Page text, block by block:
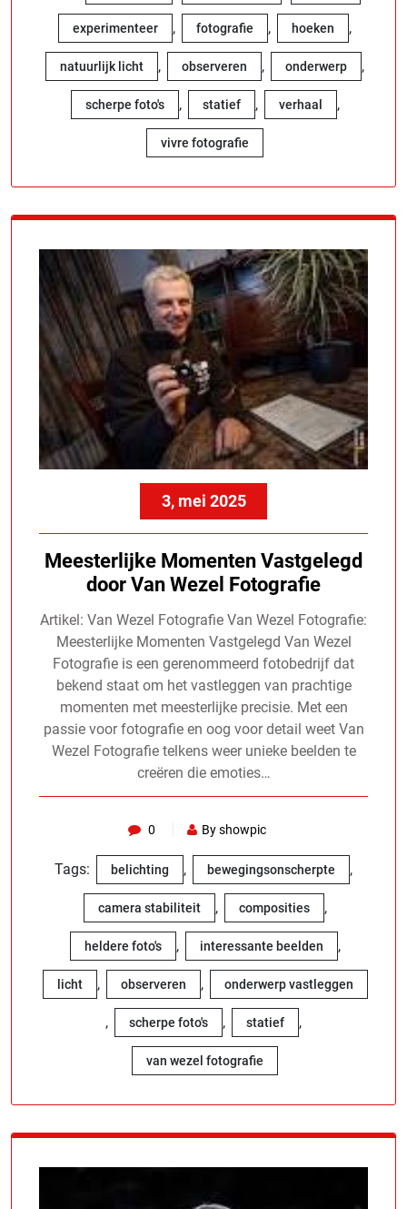
experimenteer , fotografie , hoeken ,
natuurlijk licht , observeren , onderwerp ,
scherpe foto's , statief , verhaal ,
vivre fotografie
3, mei 2025
Meesterlijke Momenten Vastgelegd
door Van Wezel Fotografie
Artikel: Van Wezel Fotografie Van Wezel Fotografie:
Meesterlijke Momenten Vastgelegd Van Wezel
Fotografie is een gerenommeerd fotobedrijf dat
bekend staat om het vastleggen van prachtige
momenten met meesterlijke precisie. Met een
passie voor fotografie en oog voor detail weet Van
Wezel Fotografie telkens weer unieke beelden te
creëren die emoties…
0 By showpic
Tags: belichting , bewegingsonscherpte ,
camera stabiliteit , composities ,
heldere foto's , interessante beelden ,
licht , observeren , onderwerp vastleggen
, scherpe foto's , statief ,
van wezel fotografie